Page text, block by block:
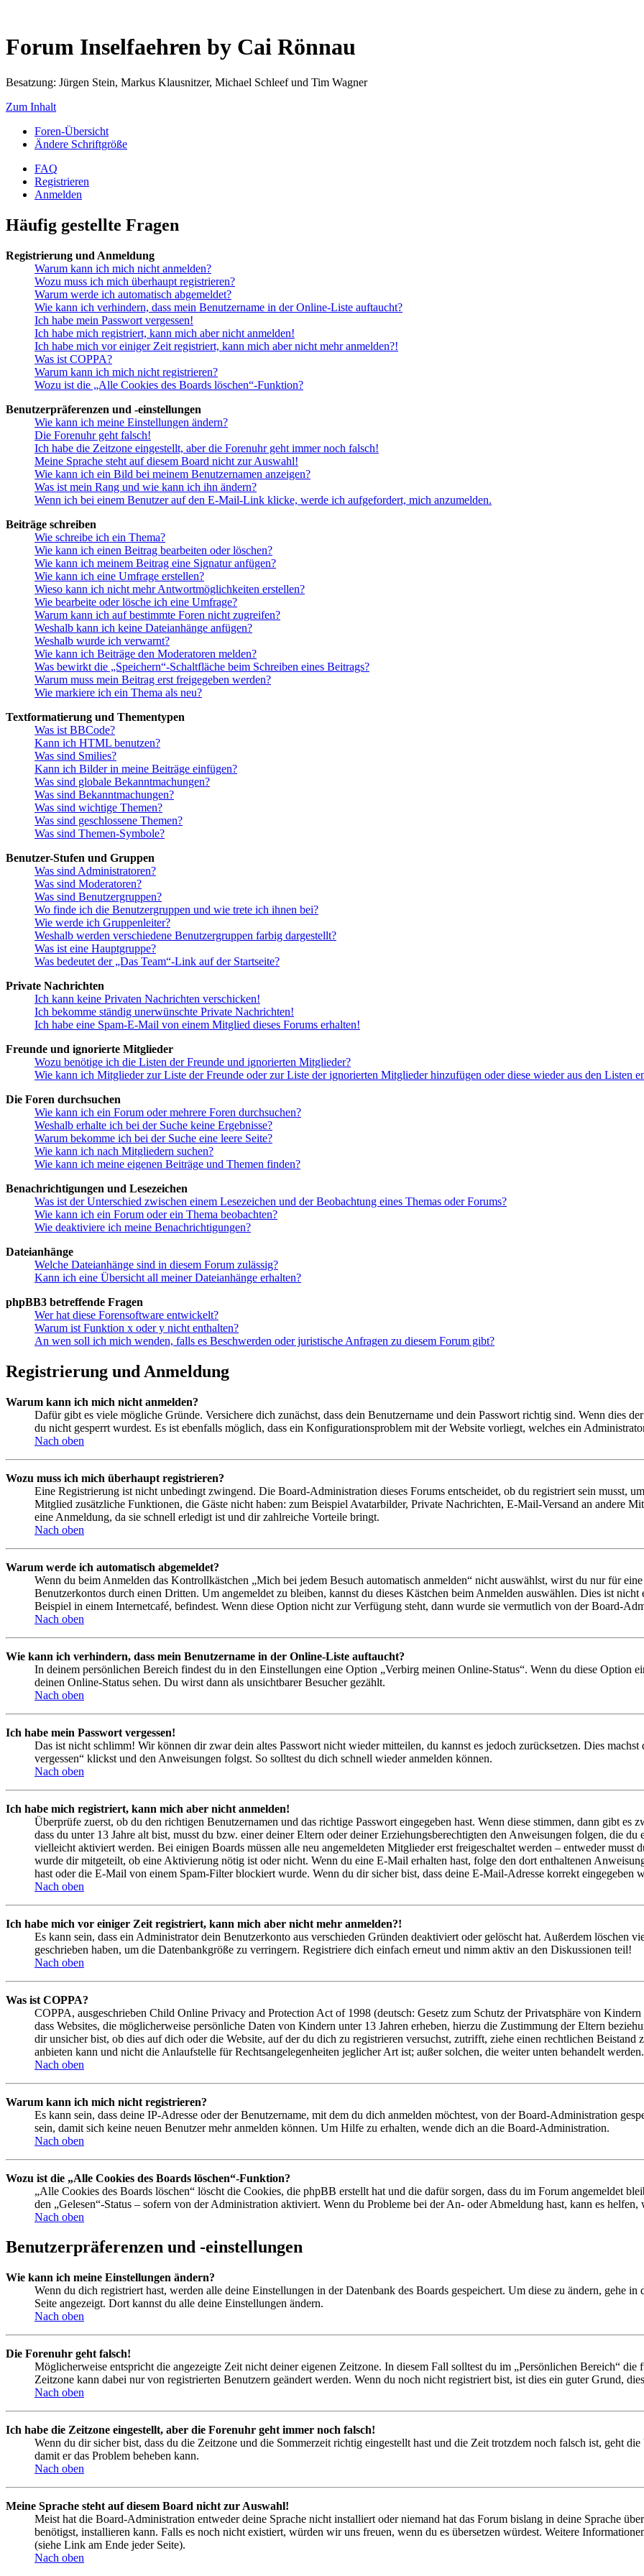
Forum Inselfaehren by Cai Rönnau
Besatzung: Jürgen Stein, Markus Klausnitzer, Michael Schleef und Tim Wagner
Zum Inhalt
Foren-Übersicht
Ändere Schriftgröße
FAQ
Registrieren
Anmelden
Häufig gestellte Fragen
Registrierung und Anmeldung
Warum kann ich mich nicht anmelden?
Wozu muss ich mich überhaupt registrieren?
Warum werde ich automatisch abgemeldet?
Wie kann ich verhindern, dass mein Benutzername in der Online-Liste auftaucht?
Ich habe mein Passwort vergessen!
Ich habe mich registriert, kann mich aber nicht anmelden!
Ich habe mich vor einiger Zeit registriert, kann mich aber nicht mehr anmelden?!
Was ist COPPA?
Warum kann ich mich nicht registrieren?
Wozu ist die „Alle Cookies des Boards löschen“-Funktion?
Benutzerpräferenzen und -einstellungen
Wie kann ich meine Einstellungen ändern?
Die Forenuhr geht falsch!
Ich habe die Zeitzone eingestellt, aber die Forenuhr geht immer noch falsch!
Meine Sprache steht auf diesem Board nicht zur Auswahl!
Wie kann ich ein Bild bei meinem Benutzernamen anzeigen?
Was ist mein Rang und wie kann ich ihn ändern?
Wenn ich bei einem Benutzer auf den E-Mail-Link klicke, werde ich aufgefordert, mich anzumelden.
Beiträge schreiben
Wie schreibe ich ein Thema?
Wie kann ich einen Beitrag bearbeiten oder löschen?
Wie kann ich meinem Beitrag eine Signatur anfügen?
Wie kann ich eine Umfrage erstellen?
Wieso kann ich nicht mehr Antwortmöglichkeiten erstellen?
Wie bearbeite oder lösche ich eine Umfrage?
Warum kann ich auf bestimmte Foren nicht zugreifen?
Weshalb kann ich keine Dateianhänge anfügen?
Weshalb wurde ich verwarnt?
Wie kann ich Beiträge den Moderatoren melden?
Was bewirkt die „Speichern“-Schaltfläche beim Schreiben eines Beitrags?
Warum muss mein Beitrag erst freigegeben werden?
Wie markiere ich ein Thema als neu?
Textformatierung und Thementypen
Was ist BBCode?
Kann ich HTML benutzen?
Was sind Smilies?
Kann ich Bilder in meine Beiträge einfügen?
Was sind globale Bekanntmachungen?
Was sind Bekanntmachungen?
Was sind wichtige Themen?
Was sind geschlossene Themen?
Was sind Themen-Symbole?
Benutzer-Stufen und Gruppen
Was sind Administratoren?
Was sind Moderatoren?
Was sind Benutzergruppen?
Wo finde ich die Benutzergruppen und wie trete ich ihnen bei?
Wie werde ich Gruppenleiter?
Weshalb werden verschiedene Benutzergruppen farbig dargestellt?
Was ist eine Hauptgruppe?
Was bedeutet der „Das Team“-Link auf der Startseite?
Private Nachrichten
Ich kann keine Privaten Nachrichten verschicken!
Ich bekomme ständig unerwünschte Private Nachrichten!
Ich habe eine Spam-E-Mail von einem Mitglied dieses Forums erhalten!
Freunde und ignorierte Mitglieder
Wozu benötige ich die Listen der Freunde und ignorierten Mitglieder?
Wie kann ich Mitglieder zur Liste der Freunde oder zur Liste der ignorierten Mitglieder hinzufügen oder diese wieder aus den Listen
Die Foren durchsuchen
Wie kann ich ein Forum oder mehrere Foren durchsuchen?
Weshalb erhalte ich bei der Suche keine Ergebnisse?
Warum bekomme ich bei der Suche eine leere Seite?
Wie kann ich nach Mitgliedern suchen?
Wie kann ich meine eigenen Beiträge und Themen finden?
Benachrichtigungen und Lesezeichen
Was ist der Unterschied zwischen einem Lesezeichen und der Beobachtung eines Themas oder Forums?
Wie kann ich ein Forum oder ein Thema beobachten?
Wie deaktiviere ich meine Benachrichtigungen?
Dateianhänge
Welche Dateianhänge sind in diesem Forum zulässig?
Kann ich eine Übersicht all meiner Dateianhänge erhalten?
phpBB3 betreffende Fragen
Wer hat diese Forensoftware entwickelt?
Warum ist Funktion x oder y nicht enthalten?
An wen soll ich mich wenden, falls es Beschwerden oder juristische Anfragen zu diesem Forum gibt?
Registrierung und Anmeldung
Warum kann ich mich nicht anmelden?
Dafür gibt es viele mögliche Gründe. Versichere dich zunächst, dass dein Benutzername und dein Passwort richtig sind. Wenn dies
du nicht gesperrt wurdest. Es ist ebenfalls möglich, dass ein Konfigurationsproblem mit der Website vorliegt, welches ein
Nach oben
Wozu muss ich mich überhaupt registrieren?
Eine Registrierung ist nicht unbedingt zwingend. Die Board-Administration dieses Forums entscheidet, ob du registriert sein musst,
Mitglied zusätzliche Funktionen, die Gäste nicht haben: zum Beispiel Avatarbilder, Private Nachrichten, E-Mail-Versand an andere
eine Anmeldung, da sie schnell erledigt ist und dir zahlreiche Vorteile bringt.
Nach oben
Warum werde ich automatisch abgemeldet?
Wenn du beim Anmelden das Kontrollkästchen „Mich bei jedem Besuch automatisch anmelden“ nicht auswählst, wirst du nur für
Benutzerkontos durch einen Dritten. Um angemeldet zu bleiben, kannst du dieses Kästchen beim Anmelden auswählen. Dies ist
Beispiel in einem Internetcafé, befindest. Wenn diese Option nicht zur Verfügung steht, dann wurde sie vermutlich von der Board-
Nach oben
Wie kann ich verhindern, dass mein Benutzername in der Online-Liste auftaucht?
In deinem persönlichen Bereich findest du in den Einstellungen eine Option „Verbirg meinen Online-Status“. Wenn du diese Option
deinen Online-Status sehen. Du wirst dann als unsichtbarer Besucher gezählt.
Nach oben
Ich habe mein Passwort vergessen!
Das ist nicht schlimm! Wir können dir zwar dein altes Passwort nicht wieder mitteilen, du kannst es jedoch zurücksetzen. Dies
vergessen“ klickst und den Anweisungen folgst. So solltest du dich schnell wieder anmelden können.
Nach oben
Ich habe mich registriert, kann mich aber nicht anmelden!
Überprüfe zuerst, ob du den richtigen Benutzernamen und das richtige Passwort eingegeben hast. Wenn diese stimmen, dann gibt es
dass du unter 13 Jahre alt bist, musst du bzw. einer deiner Eltern oder deiner Erziehungsberechtigten den Anweisungen folgen, die
vielleicht aktiviert werden. Bei einigen Boards müssen alle neu angemeldeten Mitglieder erst freigeschaltet werden – entweder musst
wurde dir mitgeteilt, ob eine Aktivierung nötig ist oder nicht. Wenn du eine E-Mail erhalten hast, folge den dort enthaltenen
hast oder die E-Mail von einem Spam-Filter blockiert wurde. Wenn du dir sicher bist, dass deine E-Mail-Adresse korrekt eingegeben
Nach oben
Ich habe mich vor einiger Zeit registriert, kann mich aber nicht mehr anmelden?!
Es kann sein, dass ein Administrator dein Benutzerkonto aus verschieden Gründen deaktiviert oder gelöscht hat. Außerdem löschen
geschrieben haben, um die Datenbankgröße zu verringern. Registriere dich einfach erneut und nimm aktiv an den Diskussionen teil!
Nach oben
Was ist COPPA?
COPPA, ausgeschrieben Child Online Privacy and Protection Act of 1998 (deutsch: Gesetz zum Schutz der Privatsphäre von
dass Websites, die möglicherweise persönliche Daten von Kindern unter 13 Jahren erheben, hierzu die Zustimmung der Eltern
dir unsicher bist, ob dies auf dich oder die Website, auf der du dich zu registrieren versuchst, zutrifft, ziehe einen rechtlichen Beistand
anbieten kann und nicht die Anlaufstelle für Rechtsangelegenheiten jeglicher Art ist; außer solchen, die weiter unten behandelt werden.
Nach oben
Warum kann ich mich nicht registrieren?
Es kann sein, dass deine IP-Adresse oder der Benutzername, mit dem du dich anmelden möchtest, von der Board-Administration
sein, damit sich keine neuen Benutzer mehr anmelden können. Um Hilfe zu erhalten, wende dich an die Board-Administration.
Nach oben
Wozu ist die „Alle Cookies des Boards löschen“-Funktion?
„Alle Cookies des Boards löschen“ löscht die Cookies, die phpBB erstellt hat und die dafür sorgen, dass du im Forum angemeldet
den „Gelesen“-Status – sofern von der Administration aktiviert. Wenn du Probleme bei der An- oder Abmeldung hast, kann es
Nach oben
Benutzerpräferenzen und -einstellungen
Wie kann ich meine Einstellungen ändern?
Wenn du dich registriert hast, werden alle deine Einstellungen in der Datenbank des Boards gespeichert. Um diese zu ändern, gehe
Seite angezeigt. Dort kannst du alle deine Einstellungen ändern.
Nach oben
Die Forenuhr geht falsch!
Möglicherweise entspricht die angezeigte Zeit nicht deiner eigenen Zeitzone. In diesem Fall solltest du im „Persönlichen Bereich“
Zeitzone kann dabei nur von registrierten Benutzern geändert werden. Wenn du noch nicht registriert bist, ist dies ein guter Grund,
Nach oben
Ich habe die Zeitzone eingestellt, aber die Forenuhr geht immer noch falsch!
Wenn du dir sicher bist, dass du die Zeitzone und die Sommerzeit richtig eingestellt hast und die Zeit trotzdem noch falsch ist, geht
damit er das Problem beheben kann.
Nach oben
Meine Sprache steht auf diesem Board nicht zur Auswahl!
Meist hat die Board-Administration entweder deine Sprache nicht installiert oder niemand hat das Forum bislang in deine Sprache
benötigst, installieren kann. Falls es noch nicht existiert, würden wir uns freuen, wenn du es übersetzen würdest. Weitere
(siehe Link am Ende jeder Seite).
Nach oben